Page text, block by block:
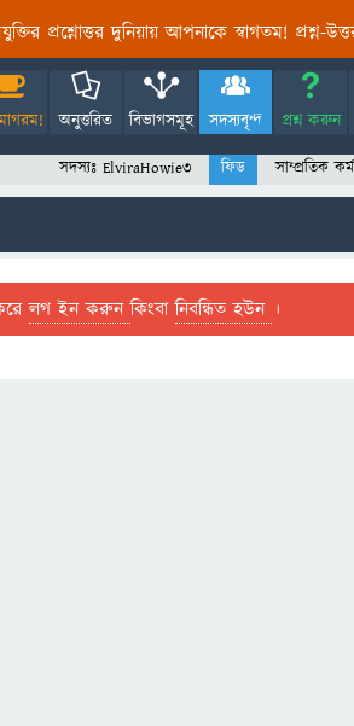
প্রশ্নোত্তর দুনিয়ায় আপনাকে স্বাগতম! প্রশ্ন-
অনুত্তরিত বিভাগসমূহ সদস্যবৃন্দ প্রশ্ন করুন
সদস্যঃ ElviraHowie3 ফিড সাম্প্রতিক
লগ ইন করুনকিংবানিবন্ধিত হউন ।